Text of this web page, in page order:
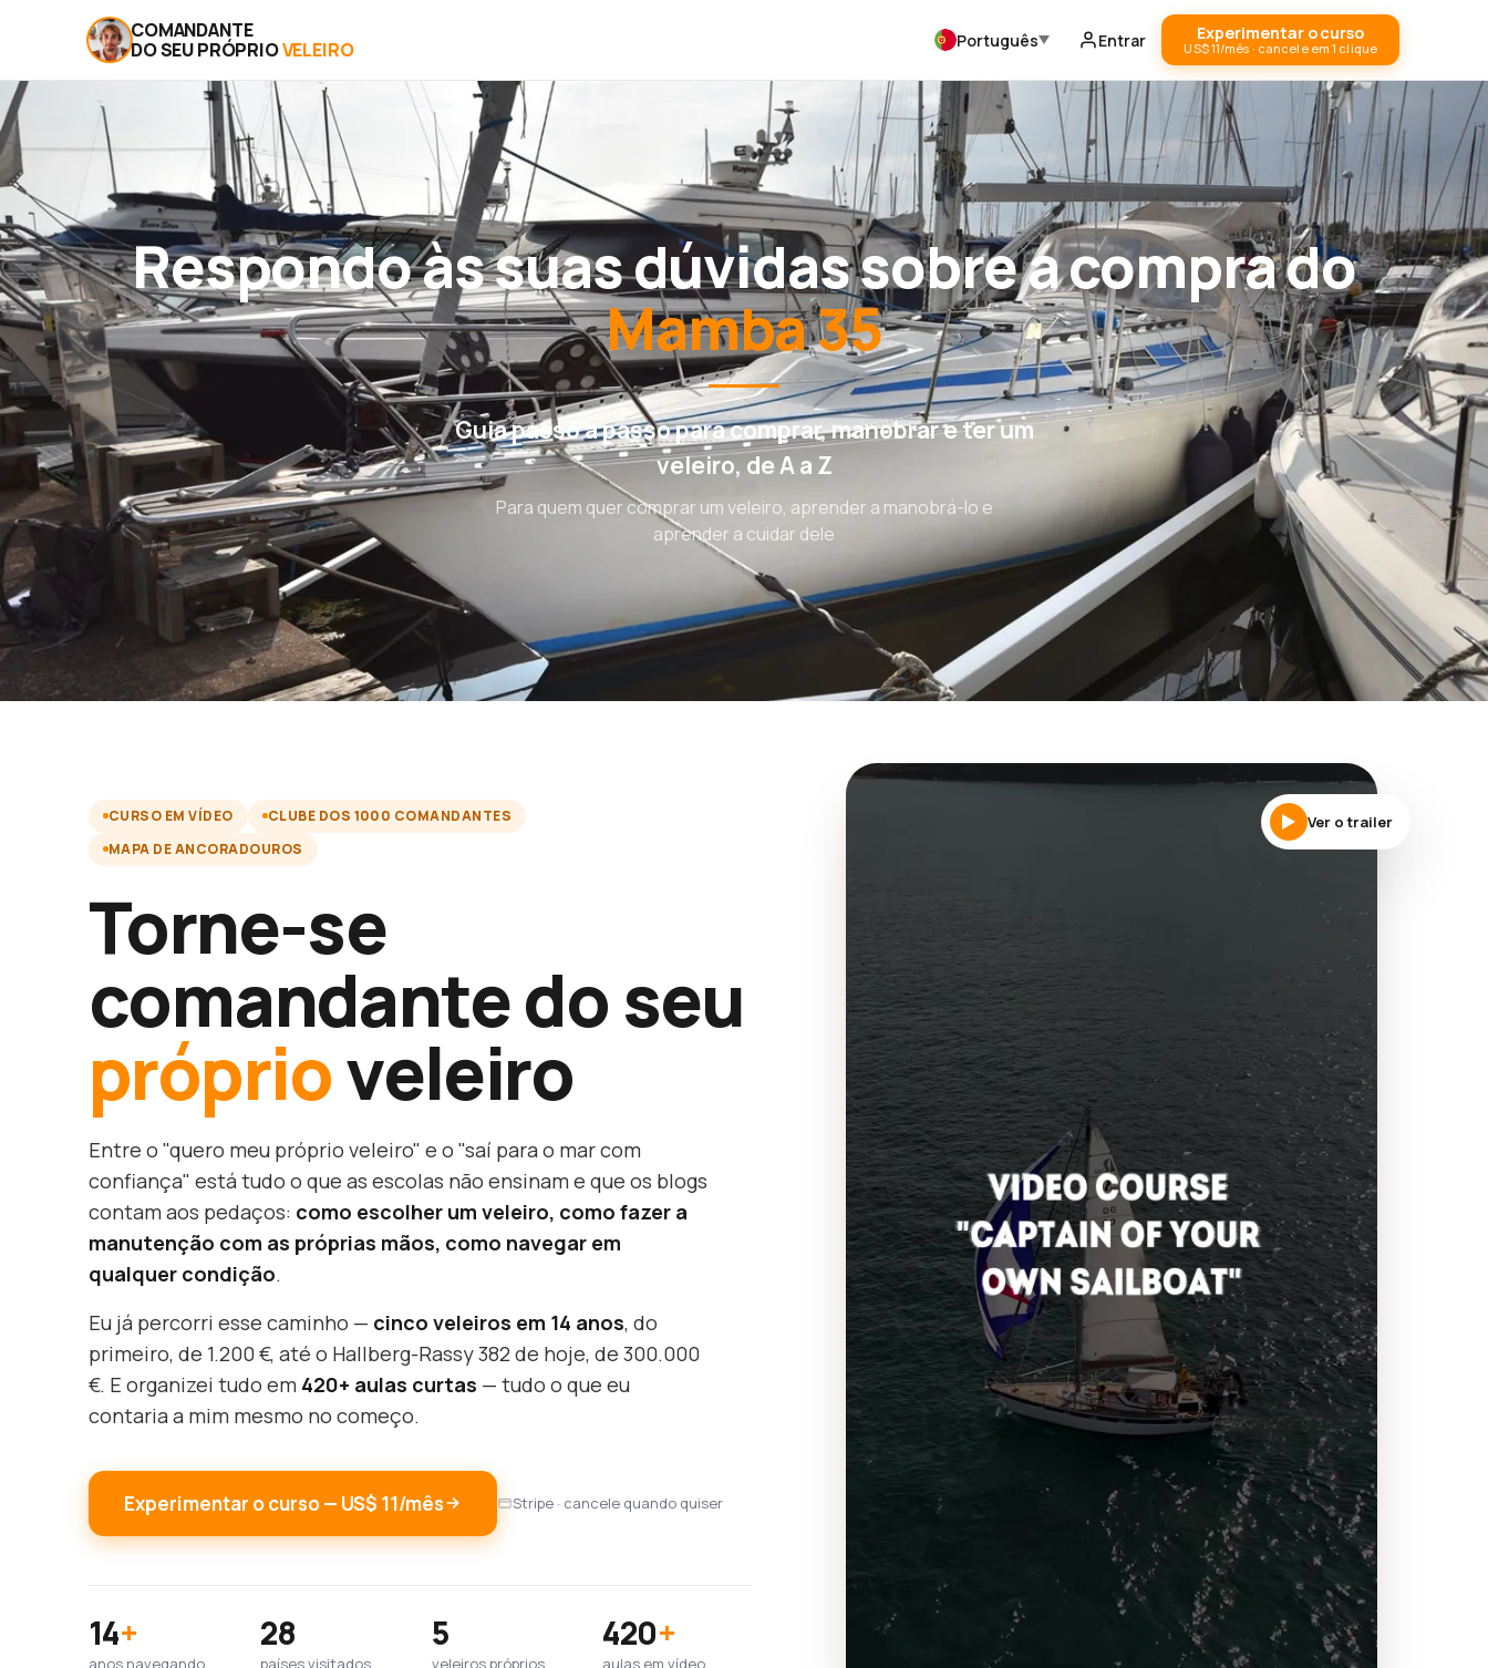
COMANDANTE
DO SEU PRÓPRIOVELEIRO Português Entrar Experimentar o curso
US$ 11/mês · cancele em 1 clique
Respondo às suas dúvidas sobre a compra do
Mamba 35
Guia passo a passo para comprar, manobrar e ter um
veleiro, de A a Z
Para quem quer comprar um veleiro, aprender a manobrá-lo e
aprender a cuidar dele
CURSO EM VÍDEO
CLUBE DOS 1000 COMANDANTES
MAPA DE ANCORADOUROS
Torne-se
comandante do seu
próprioveleiro
Entre o "quero meu próprio veleiro" e o "saí para o mar com
confiança" está tudo o que as escolas não ensinam e que os blogs
contam aos pedaços: como escolher um veleiro, como fazer a
manutenção com as próprias mãos, como navegar em
qualquer condição.
Eu já percorri esse caminho — cinco veleiros em 14 anos, do
primeiro, de 1.200 €, até o Hallberg-Rassy 382 de hoje, de 300.000
€. E organizei tudo em 420+ aulas curtas — tudo o que eu
contaria a mim mesmo no começo.
Experimentar o curso — US$ 11/mês Stripe · cancele quando quiser
14+
anos navegando
28
países visitados
5
veleiros próprios
420+
aulas em vídeo
Ver o trailer